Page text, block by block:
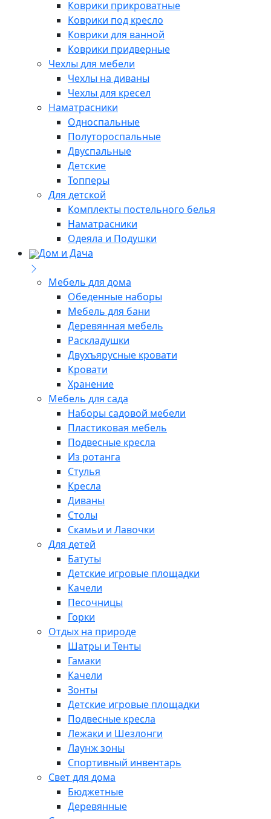
Коврики прикроватные
Коврики под кресло
Коврики для ванной
Коврики придверные
Чехлы для мебели
Чехлы на диваны
Чехлы для кресел
Наматрасники
Односпальные
Полутороспальные
Двуспальные
Детские
Топперы
Для детской
Комплекты постельного белья
Наматрасники
Одеяла и Подушки
Дом и Дача
Мебель для дома
Обеденные наборы
Мебель для бани
Деревянная мебель
Раскладушки
Двухъярусные кровати
Кровати
Хранение
Мебель для сада
Наборы садовой мебели
Пластиковая мебель
Подвесные кресла
Из ротанга
Стулья
Кресла
Диваны
Столы
Скамьи и Лавочки
Для детей
Батуты
Детские игровые площадки
Качели
Песочницы
Горки
Отдых на природе
Шатры и Тенты
Гамаки
Качели
Зонты
Детские игровые площадки
Подвесные кресла
Лежаки и Шезлонги
Лаунж зоны
Спортивный инвентарь
Свет для дома
Бюджетные
Деревянные